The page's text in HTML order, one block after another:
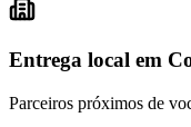
Entrega local em
Parceiros próximos de